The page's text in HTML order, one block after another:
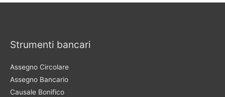
Strumenti bancari
Assegno Circolare
Assegno Bancario
Causale Bonifico